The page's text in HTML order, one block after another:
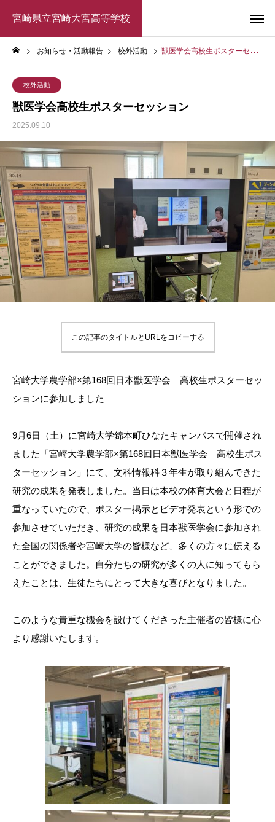
宮崎県立宮崎大宮高等学校
お知らせ・活動報告 校外活動 獣医学会高校生ポスターセッション
校外活動
獣医学会高校生ポスターセッション
2025.09.10
この記事のタイトルとURLをコピーする
宮崎大学農学部×第168回日本獣医学会 高校生ポスターセッ
ションに参加しました
9月6日（土）に宮崎大学錦本町ひなたキャンパスで開催され
ました「宮崎大学農学部×第168回日本獣医学会 高校生ポス
ターセッション」にて、文科情報科３年生が取り組んできた
研究の成果を発表しました。当日は本校の体育大会と日程が
重なっていたので、ポスター掲示とビデオ発表という形での
参加させていただき、研究の成果を日本獣医学会に参加され
た全国の関係者や宮崎大学の皆様など、多くの方々に伝える
ことができました。自分たちの研究が多くの人に知ってもら
えたことは、生徒たちにとって大きな喜びとなりました。
このような貴重な機会を設けてくださった主催者の皆様に心
より感謝いたします。